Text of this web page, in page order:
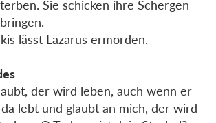
Sie schicken ihre Schergen
lässt Lazarus ermorden.
der wird leben, auch wenn er
lebt und glaubt an mich, der wird